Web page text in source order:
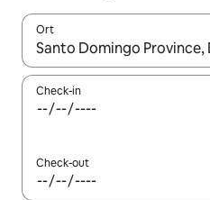
Ort
Wenn Ergebnisse verfügbar
Check-in
Check-out